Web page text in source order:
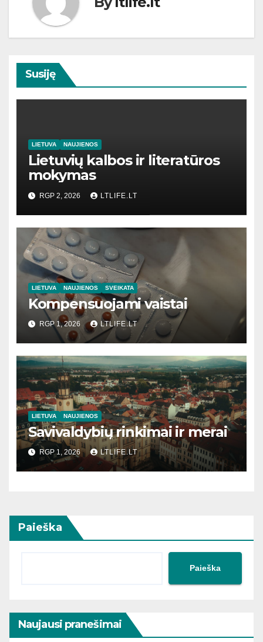
Susiję
LIETUVA NAUJIENOS
Lietuvių kalbos ir literatūros
mokymas
RGP 2, 2026 LTLIFE.LT
LIETUVA NAUJIENOS SVEIKATA
Kompensuojami vaistai
RGP 1, 2026 LTLIFE.LT
LIETUVA NAUJIENOS
Savivaldybių rinkimai ir merai
RGP 1, 2026 LTLIFE.LT
Paieška
Paieška
Naujausi pranešimai